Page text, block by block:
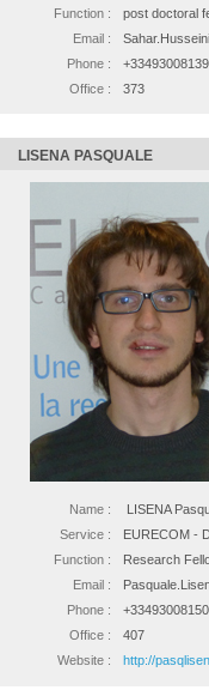
Function :
post doctoral
Email :
Phone :
+33493008139
Office :
373
LISENA PASQUALE
Name :
LISENA
Service :
EURECOM -
Function :
Research
Email :
Phone :
+33493008150
Office :
407
Website :
http://